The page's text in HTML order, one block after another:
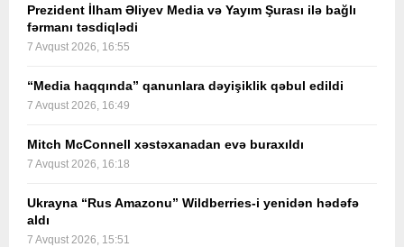
Prezident İlham Əliyev Media və Yayım Şurası ilə bağlı
fərmanı təsdiqlədi
7 Avqust 2026, 16:55
“Media haqqında” qanunlara dəyişiklik qəbul edildi
7 Avqust 2026, 16:49
Mitch McConnell xəstəxanadan evə buraxıldı
7 Avqust 2026, 16:18
Ukrayna “Rus Amazonu” Wildberries-i yenidən hədəfə
aldı
7 Avqust 2026, 15:51